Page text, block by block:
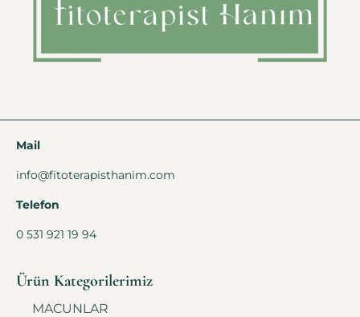
Mail
info@fitoterapisthanim.com
Telefon
0 531 921 19 94
Ürün Kategorilerimiz
MACUNLAR